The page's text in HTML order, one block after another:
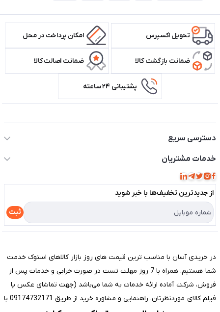
تحویل اکسپرس امکان پرداخت در محل
ضمانت بازگشت کالا ضمانت اصالت کالا
پشتیبانی ۲۴ ساعته
دسترسی سریع
حساب کاربری
مجله فروشگاه
لیست محصولات
درباره ما
تماس با ما
خدمات مشتریان
قوانین و مقررات
حریم خصوصی
راهنما
از جدید‌ترین تخفیف‌ها با‌ خبر شوید
ثبت
در خریدی آسان با مناسب ترین قیمت های روز بازار کالاهای استوک خدمت
شما هستیم. همراه با 7 روز مهلت تست در صورت خرابی و خدمات پس از
فروش، شرکت آماده ارائه خدمات به شما می‌باشد (جهت تماشای عکس یا
فیلم کالای موردنظرتان، راهنمایی و مشاوره خرید از طریق 09174732171 با